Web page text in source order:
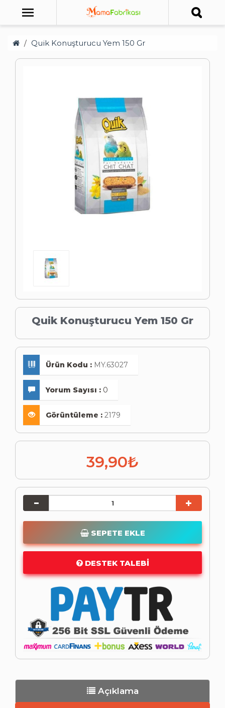
Quik Konuşturucu Yem 150 Gr
Quik Konuşturucu Yem 150 Gr
Ürün Kodu : MY.63027
Yorum Sayısı : 0
Görüntüleme : 2179
39,90₺
SEPETE EKLE
DESTEK TALEBI
Açıklama